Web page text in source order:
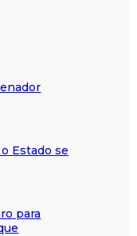
Estado se
para